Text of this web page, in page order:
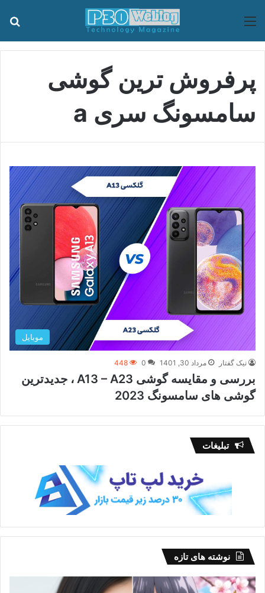
منو
پرفروش ترین گوشی
سامسونگ سری a
موبایل
نیک گفتار مرداد 30, 1401 0
448
بررسی و مقایسه گوشی A13 – A23 ، جدیدترین
گوشی های سامسونگ 2023
تبلیغات
نوشته های تازه